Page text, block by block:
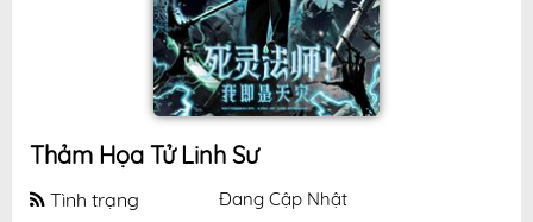
Thảm Họa Tử Linh Sư
Tình trạng Đang Cập Nhật